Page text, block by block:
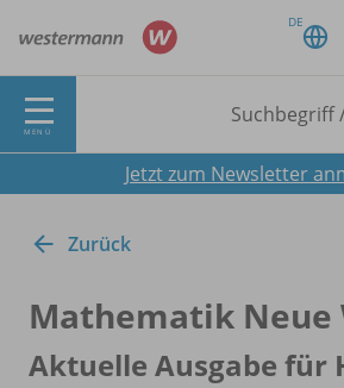
DE
MENÜ
Jetzt zum Newsletter
Zurück
Mathematik Neue
Aktuelle Ausgabe für